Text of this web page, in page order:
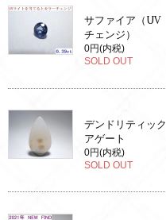
サファイア（UV
チェンジ）
0円(内税)
SOLD OUT
デンドリティック
アゲート
0円(内税)
SOLD OUT